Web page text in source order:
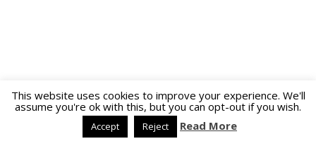
This website uses cookies to improve your experience. We'll
assume you're ok with this, but you can opt-out if you wish.
Accept Reject Read More